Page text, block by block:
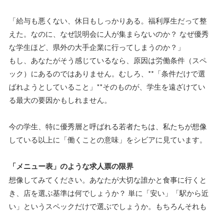
「給与も悪くない、休日もしっかりある。福利厚生だって整
えた。なのに、なぜ説明会に人が集まらないのか？ なぜ優秀
な学生ほど、県外の大手企業に行ってしまうのか？」
もし、あなたがそう感じているなら、原因は労働条件（スペ
ック）にあるのではありません。むしろ、**「条件だけで選
ばれようとしていること」**そのものが、学生を遠ざけてい
る最大の要因かもしれません。
今の学生、特に優秀層と呼ばれる若者たちは、私たちが想像
している以上に「働くことの意味」をシビアに見ています。
「メニュー表」のような求人票の限界
想像してみてください。あなたが大切な誰かと食事に行くと
き、店を選ぶ基準は何でしょうか？ 単に「安い」「駅から近
い」というスペックだけで選ぶでしょうか。もちろんそれも